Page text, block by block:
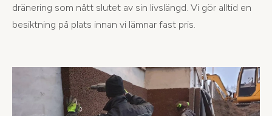
dränering som nått slutet av sin livslängd. Vi gör alltid en
besiktning på plats innan vi lämnar fast pris.